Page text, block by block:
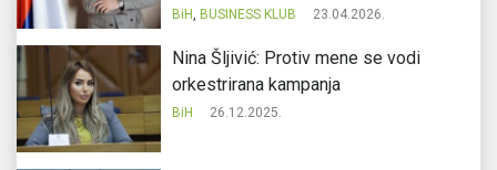
BiH, BUSINESS KLUB 23.04.2026.
Nina Šljivić: Protiv mene se vodi
orkestrirana kampanja
BiH 26.12.2025.